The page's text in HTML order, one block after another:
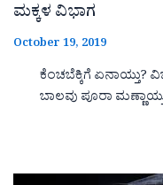
ಮಕ್ಕಳ ವಿಭಾಗ
October 19, 2019
ಕೆಂಚಬೆಕ್ಕಿಗೆ ಏನಾಯ್ತು?
ಬಾಲವು ಪೂರಾ